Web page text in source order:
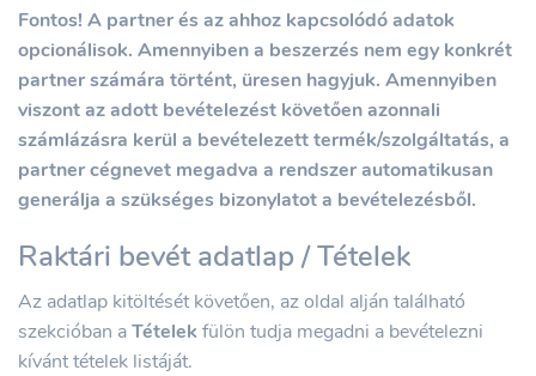
Fontos! A partner és az ahhoz kapcsolódó adatok
opcionálisok. Amennyiben a beszerzés nem egy konkrét
partner számára történt, üresen hagyjuk. Amennyiben
viszont az adott bevételezést követően azonnali
számlázásra kerül a bevételezett termék/szolgáltatás, a
partner cégnevet megadva a rendszer automatikusan
generálja a szükséges bizonylatot a bevételezésből.
Raktári bevét adatlap / Tételek
Az adatlap kitöltését követően, az oldal alján található
szekcióban aTételek fülön tudja megadni a bevételezni
kívánt tételek listáját.